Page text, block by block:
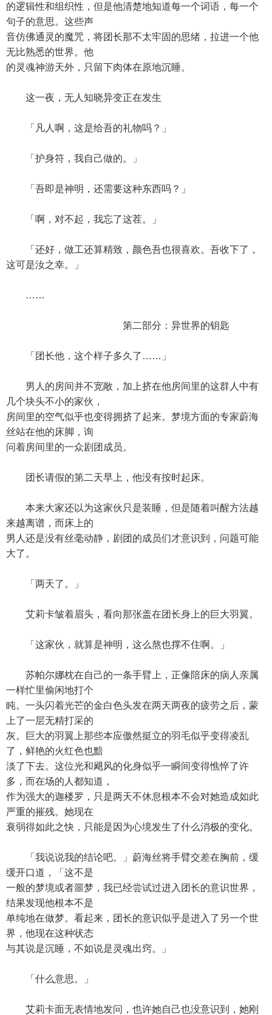
的逻辑性和组织性，但是他清楚地知道每一个词语，每一个
句子的意思。这些声
音仿佛通灵的魔咒，将团长那不太牢固的思绪，拉进一个他
无比熟悉的世界。他
的灵魂神游天外，只留下肉体在原地沉睡。
这一夜，无人知晓异变正在发生
「凡人啊，这是给吾的礼物吗？」
「护身符，我自己做的。」
「吾即是神明，还需要这种东西吗？」
「啊，对不起，我忘了这茬。」
「还好，做工还算精致，颜色吾也很喜欢。吾收下了，
这可是汝之幸。」
……
第二部分：异世界的钥匙
「团长他，这个样子多久了……」
男人的房间并不宽敞，加上挤在他房间里的这群人中有
几个块头不小的家伙，
房间里的空气似乎也变得拥挤了起来。梦境方面的专家蔚海
丝站在他的床脚，询
问着房间里的一众剧团成员。
团长请假的第二天早上，他没有按时起床。
本来大家还以为这家伙只是装睡，但是随着叫醒方法越
来越离谱，而床上的
男人还是没有丝毫动静，剧团的成员们才意识到，问题可能
大了。
「两天了。」
艾莉卡皱着眉头，看向那张盖在团长身上的巨大羽翼。
「这家伙，就算是神明，这么熬也撑不住啊。」
苏帕尔娜枕在自己的一条手臂上，正像陪床的病人亲属
一样忙里偷闲地打个
盹。一头闪着光芒的金白色头发在两天两夜的疲劳之后，蒙
上了一层无精打采的
灰。巨大的羽翼上那些本应傲然挺立的羽毛似乎变得凌乱
了，鲜艳的火红色也黯
淡了下去。这位光和飓风的化身似乎一瞬间变得憔悴了许
多，而在场的人都知道，
作为强大的迦楼罗，只是两天不休息根本不会对她造成如此
严重的摧残。她现在
衰弱得如此之快，只能是因为心境发生了什么消极的变化。
「我说说我的结论吧。」蔚海丝将手臂交差在胸前，缓
缓开口道，「这不是
一般的梦境或者噩梦，我已经尝试过进入团长的意识世界，
结果发现他根本不是
单纯地在做梦。看起来，团长的意识似乎是进入了另一个世
界，他现在这种状态
与其说是沉睡，不如说是灵魂出窍。」
「什么意思。」
艾莉卡面无表情地发问，也许她自己也没意识到，她刚